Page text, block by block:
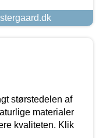
størstedelen af
materialer
kvaliteten. Klik